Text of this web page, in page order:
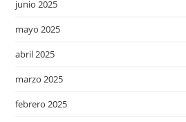
junio 2025
mayo 2025
abril 2025
marzo 2025
febrero 2025